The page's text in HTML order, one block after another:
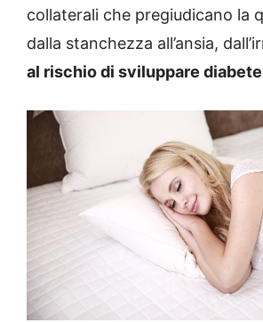
collaterali che pregiudicano la
dalla stanchezza all’ansia,
al rischio di sviluppare